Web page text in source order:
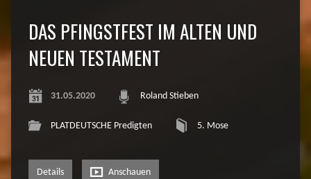
DAS PFINGSTFEST IM ALTEN UND
NEUEN TESTAMENT
31.05.2020 Roland Stieben
PLATDEUTSCHE Predigten 5. Mose
Details Anschauen